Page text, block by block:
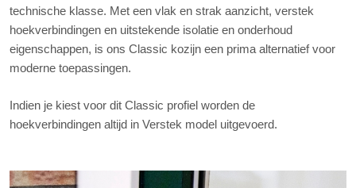
technische klasse. Met een vlak en strak aanzicht, verstek
hoekverbindingen en uitstekende isolatie en onderhoud
eigenschappen, is ons Classic kozijn een prima alternatief voor
moderne toepassingen.
Indien je kiest voor dit Classic profiel worden de
hoekverbindingen altijd in Verstek model uitgevoerd.